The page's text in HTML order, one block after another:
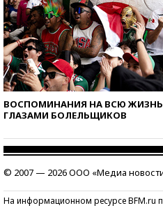
ВОСПОМИНАНИЯ НА ВСЮ
ГЛАЗАМИ БОЛЕЛЬЩИКОВ
© 2007 — 2026 ООО «Медиа
На информационном ресурсе BFM.ru